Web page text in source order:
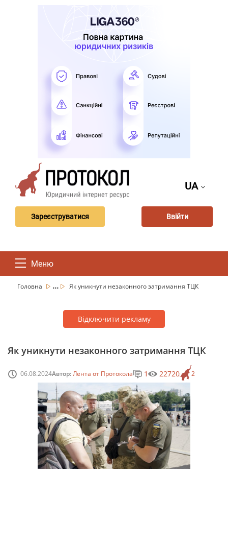
UA
Зареєструватися Ввійти
Меню
Головна ... Як уникнути незаконного затримання ТЦК
Відключити рекламу
Як уникнути незаконного затримання ТЦК
06.08.2024Автор:Лента от Протокола 2
1 22720